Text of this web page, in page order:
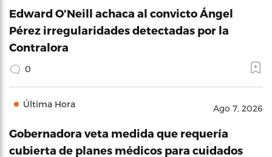
Edward O'Neill achaca al convicto Ángel
Pérez irregularidades detectadas por la
Contralora
0
Última Hora Ago 7, 2026
Gobernadora veta medida que requería
cubierta de planes médicos para cuidados